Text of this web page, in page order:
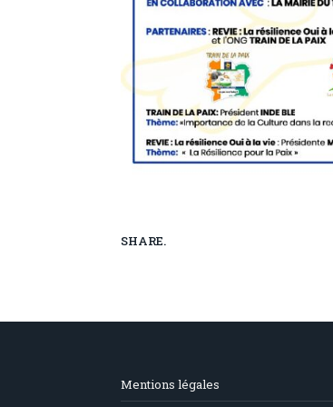
SHARE.
Mentions légales